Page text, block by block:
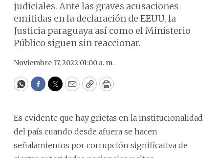
judiciales. Ante las graves acusaciones
emitidas en la declaración de EEUU, la
Justicia paraguaya así como el Ministerio
Público siguen sin reaccionar.
Noviembre 17, 2022 01:00 a. m.
WhatsApp
Facebook
Twitter
EmailCopyPrint
Es evidente que hay grietas en la institucionalidad
del país cuando desde afuera se hacen
señalamientos por corrupción significativa de